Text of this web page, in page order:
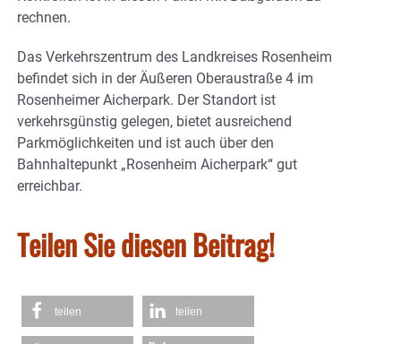
rechnen.
Das Verkehrszentrum des Landkreises Rosenheim
befindet sich in der Äußeren Oberaustraße 4 im
Rosenheimer Aicherpark. Der Standort ist
verkehrsgünstig gelegen, bietet ausreichend
Parkmöglichkeiten und ist auch über den
Bahnhaltepunkt „Rosenheim Aicherpark“ gut
erreichbar.
Teilen Sie diesen Beitrag!
teilen teilen